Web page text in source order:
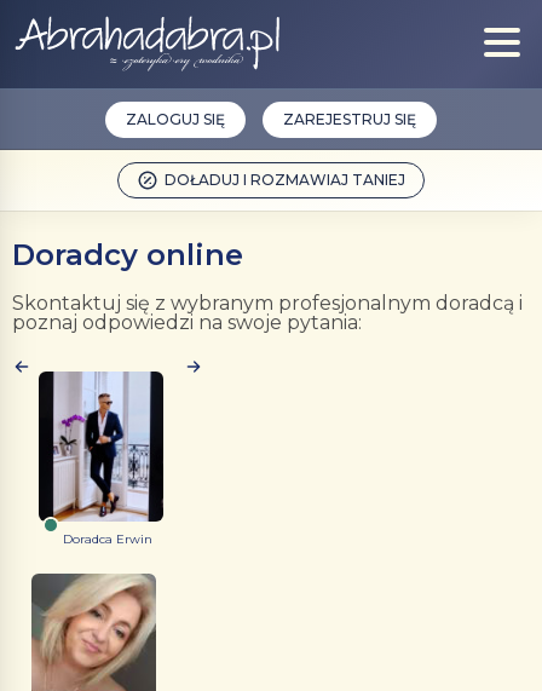
DOŁADUJ I ROZMAWIAJ TANIEJ
ZALOGUJ SIĘ ZAREJESTRUJ SIĘ
Doradcy online
Skontaktuj się z wybranym profesjonalnym doradcą i
poznaj odpowiedzi na swoje pytania:
Doradca Erwin